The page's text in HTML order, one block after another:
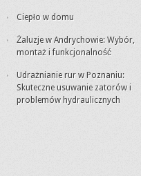
Ciepło w domu
Żaluzje w Andrychowie: Wybór,
montaż i funkcjonalność
Udrażnianie rur w Poznaniu:
Skuteczne usuwanie zatorów i
problemów hydraulicznych